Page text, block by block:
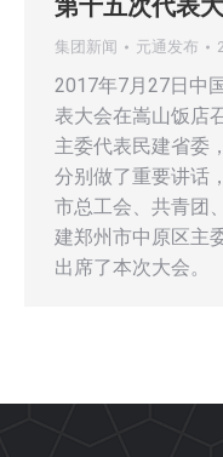
第十五次代表
集团新闻 元通发布
2017年7月27日中
表大会在嵩山饭店
主委代表民建省委
分别做了重要讲话
市总工会、共青团
建郑州市中原区主
出席了本次大会。